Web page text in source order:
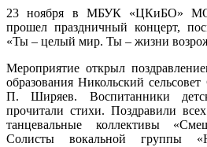
23 ноября в МБУК «ЦКиБО» МО
прошел праздничный концерт,
«Ты – целый мир. Ты – жизни
Мероприятие открыл
образования Никольский
П. Ширяев. Воспитанники
прочитали стихи. Поздравили
танцевальные коллективы
Солисты вокальной группы